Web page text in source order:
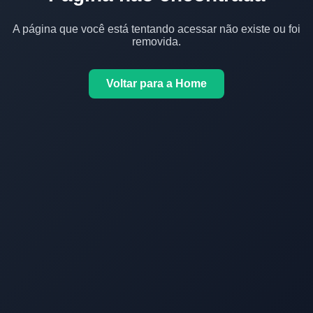
A página que você está tentando acessar não existe ou foi
removida.
Voltar para a Home